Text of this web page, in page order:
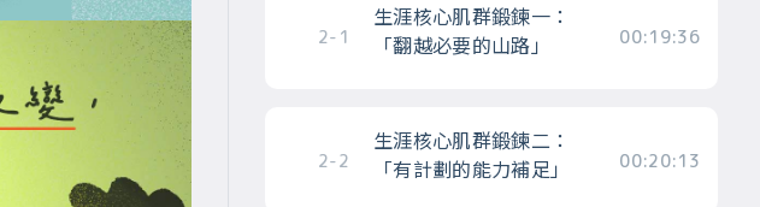
2-1
生涯核心肌群鍛鍊一：
「翻越必要的山路」
00:19:36
2-2
生涯核心肌群鍛鍊二：
「有計劃的能力補足」
00:20:13